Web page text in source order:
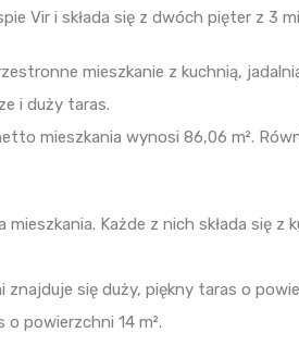
Vir i składa się z dwóch pięter z 3
mieszkanie z kuchnią,
i duży taras.
mieszkania wynosi 86,06 m².
Każde z nich składa się z
znajduje się duży, piękny taras o
powierzchni 14 m².